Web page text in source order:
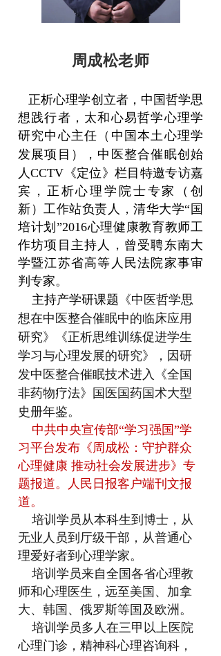
周成松老师
正析心理学创立者， 中国哲学思
想践行者， 太和心易哲学心理学
研究中心主任（中国本土心理学
发展项目）， 中医整合催眠创始
人CCTV《定位》栏目特邀专访嘉
宾，正析心理学院士专家（创
新）工作站负责人，清华大学“国
培计划”2016心理健康教育教师工
作坊项目主持人，曾受聘东南大
学暨江苏省高等人民法院家事审
判专家。
主持产学研课题 《中医哲学思
想在中医整合催眠中的临床应用
研究》《正析思维训练促进学生
学习与心理发展的研究》，因研
发中医整合催眠技术进入《全国
非药物疗法》国医国药国术大型
史册年鉴。
中共中央宣传部“学习强国”学
习平台发布《周成松：守护群众
心理健康 推动社会发展进步》专
题报道。人民日报客户端刊文报
道。
培训学员从本科生到博士，从
无业人员到厅级干部，从普通心
理爱好者到心理学家。
培训学员来自全国各省心理教
师和心理医生，远至美国、加拿
大、韩国、俄罗斯等国及欧洲。
培训学员多人在三甲以上医院
心理门诊，精神科心理咨询科，